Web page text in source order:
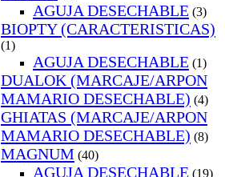
AGUJA DESECHABLE (3)
BIOPTY (CARACTERISTICAS)
(1)
AGUJA DESECHABLE (1)
DUALOK (MARCAJE/ARPON
MAMARIO DESECHABLE) (4)
GHIATAS (MARCAJE/ARPON
MAMARIO DESECHABLE) (8)
MAGNUM (40)
AGUJA DESECHABLE (19)